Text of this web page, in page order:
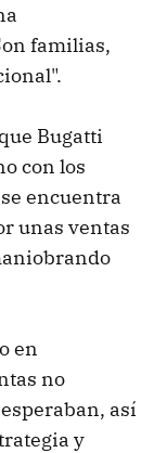
familias,
Bugatti
con los
encuentra
unas ventas
en
no
así
y